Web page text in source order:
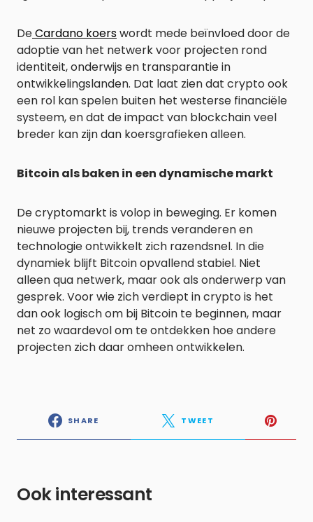
DeCardano koerswordt mede beïnvloed door de
adoptie van het netwerk voor projecten rond
identiteit, onderwijs en transparantie in
ontwikkelingslanden. Dat laat zien dat crypto ook
een rol kan spelen buiten het westerse financiële
systeem, en dat de impact van blockchain veel
breder kan zijn dan koersgrafieken alleen.
Bitcoin als baken in een dynamische markt
De cryptomarkt is volop in beweging. Er komen
nieuwe projecten bij, trends veranderen en
technologie ontwikkelt zich razendsnel. In die
dynamiek blijft Bitcoin opvallend stabiel. Niet
alleen qua netwerk, maar ook als onderwerp van
gesprek. Voor wie zich verdiept in crypto is het
dan ook logisch om bij Bitcoin te beginnen, maar
net zo waardevol om te ontdekken hoe andere
projecten zich daar omheen ontwikkelen.
SHARE TWEET
Ook interessant